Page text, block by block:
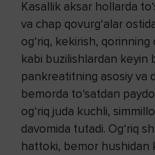
Kasallik aksar hollarda
va chap qovurg‘alar
og‘riq, kekirish, qorinning
kabi buzilishlardan keyin
pankreatitning asosiy va
bemorda to‘satdan
og‘riq juda kuchli,
davomida tutadi. Og‘riq
hattoki, bemor hushidan